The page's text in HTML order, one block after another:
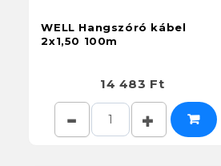
WELL Hangszóró kábel
2x1,50 100m
14 483 Ft